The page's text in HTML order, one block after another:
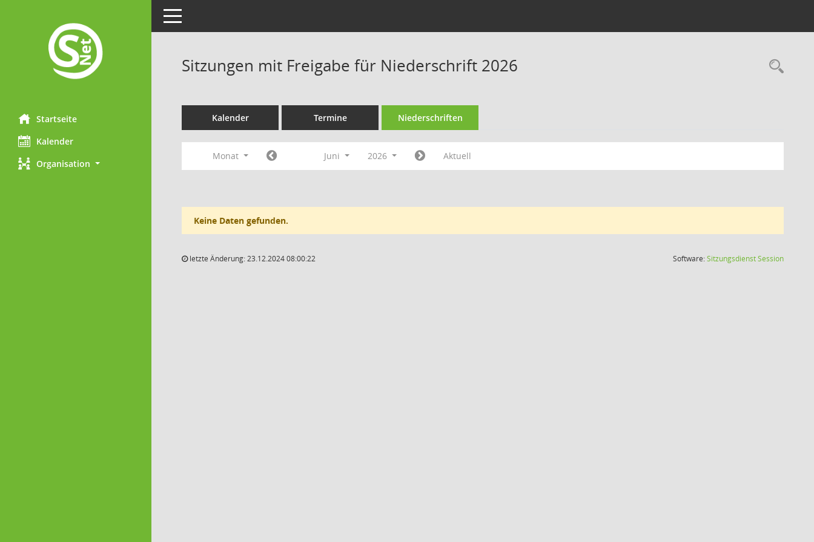
Startseite
Kalender
Organisation
Toggle navigation
Sitzungen mit Freigabe für Niederschrift 2026
Kalender Termine Niederschriften
Monat Juni 2026 Aktuell
Keine Daten gefunden.
letzte Änderung: 23.12.2024 08:00:22 Software:SitzungsdienstSession(Wird in